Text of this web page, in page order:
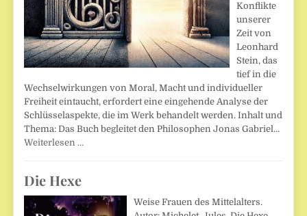
Konflikte
unserer
Zeit von
Leonhard
Stein, das
tief in die
Wechselwirkungen von Moral, Macht und individueller
Freiheit eintaucht, erfordert eine eingehende Analyse der
Schlüsselaspekte, die im Werk behandelt werden. Inhalt und
Thema: Das Buch begleitet den Philosophen Jonas Gabriel…
Weiterlesen …
Die Hexe
Weise Frauen des Mittelalters.